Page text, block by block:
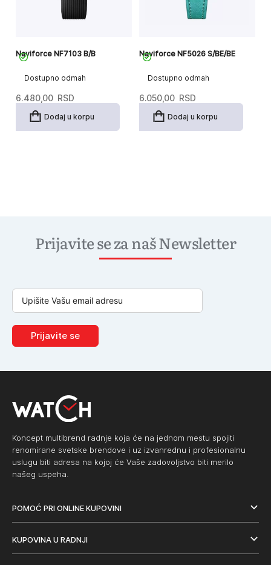
Dostupno odmah
Naviforce NF7103 B/B
6.480,00 RSD
Dodaj u korpu
Dostupno odmah
Naviforce NF5026 S/BE/BE
6.050,00 RSD
Dodaj u korpu
Prijavite se za naš Newsletter
Prijavite se
Koncept multibrend radnje koja će na jednom mestu spojiti
renomirane svetske brendove i uz izvanrednu i profesionalnu
uslugu biti adresa na kojoj će Vaše zadovoljstvo biti merilo
našeg uspeha.
POMOĆ PRI ONLINE KUPOVINI
KUPOVINA U RADNJI